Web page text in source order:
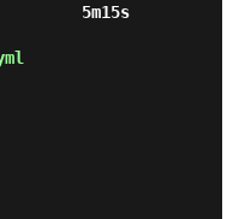
5m15s